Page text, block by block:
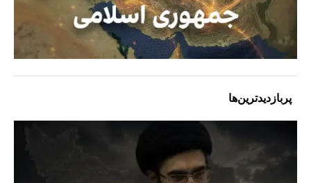
پربازدیدترین‌ها